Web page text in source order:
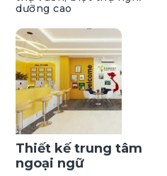
dưỡng cao
Thiết kế trung tâm
ngoại ngữ